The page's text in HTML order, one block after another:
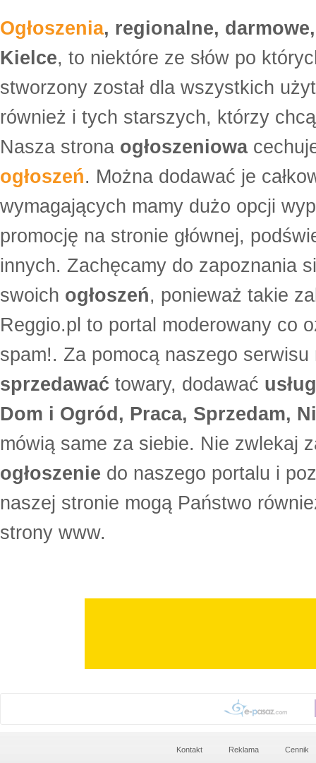
Ogłoszenia, regionalne,
Kielce, to niektóre ze słów po
stworzony został dla wszystkich
również i tych starszych, którzy
Nasza strona ogłoszeniowa
ogłoszeń. Można dodawać je
wymagających mamy dużo opcji
promocję na stronie głównej,
innych. Zachęcamy do zapoznania
swoich ogłoszeń, ponieważ takie
Reggio.pl to portal moderowany co
spam!. Za pomocą naszego
sprzedawać towary, dodawać
Dom i Ogród, Praca, Sprzedam,
mówią same za siebie. Nie zwlekaj
ogłoszenie do naszego portalu i
naszej stronie mogą Państwo
strony www.
Kontakt Reklama Cennik